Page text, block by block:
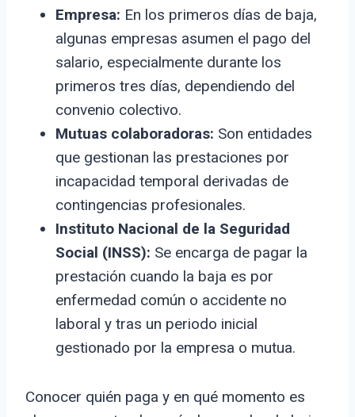
Empresa: En los primeros días de baja,
algunas empresas asumen el pago del
salario, especialmente durante los
primeros tres días, dependiendo del
convenio colectivo.
Mutuas colaboradoras: Son entidades
que gestionan las prestaciones por
incapacidad temporal derivadas de
contingencias profesionales.
Instituto Nacional de la Seguridad
Social (INSS): Se encarga de pagar la
prestación cuando la baja es por
enfermedad común o accidente no
laboral y tras un periodo inicial
gestionado por la empresa o mutua.
Conocer quién paga y en qué momento es